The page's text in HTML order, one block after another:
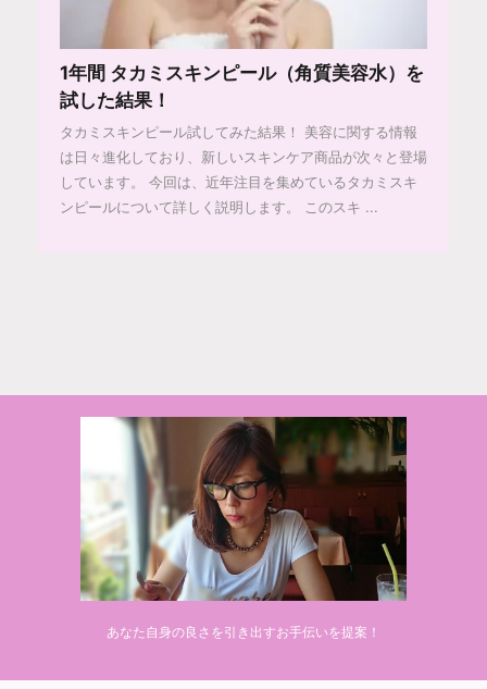
1年間 タカミスキンピール（角質美容水）を
試した結果！
タカミスキンピール試してみた結果！ 美容に関する情報
は日々進化しており、新しいスキンケア商品が次々と登場
しています。 今回は、近年注目を集めているタカミスキ
ンピールについて詳しく説明します。 このスキ ...
あなた自身の良さを引き出すお手伝いを提案！
AFFINGER5